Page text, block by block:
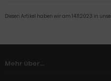
Diesen Artikel haben wir am 14.11.2023 in
Mehr über...